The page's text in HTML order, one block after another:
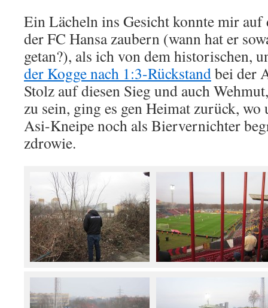
Ein Lächeln ins Gesicht konnte mir
der FC Hansa zaubern (wann hat er
getan?), als ich von dem historischen,
der Kogge nach 1:3-Rückstandbei der
Stolz auf diesen Sieg und auch
zu sein, ging es gen Heimat zurück, wo
Asi-Kneipe noch als Biervernichter
zdrowie.